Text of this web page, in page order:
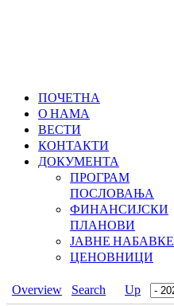
ПОЧЕТНА
О НАМА
ВЕСТИ
КОНТАКТИ
ДОКУМЕНТА
ПРОГРАМ
ПОСЛОВАЊА
ФИНАНСИЈСКИ
ПЛАНОВИ
ЈАВНЕ НАБАВКЕ
ЦЕНОВНИЦИ
Overview Search
Up